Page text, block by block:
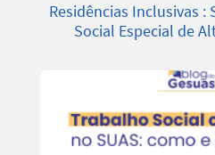
Residências Inclusivas :
Social Especial de